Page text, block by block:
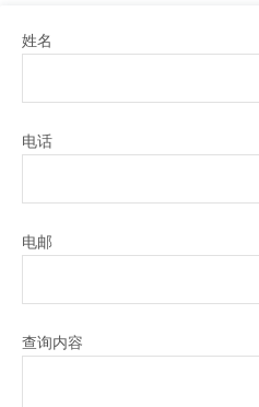
姓名
电话
电邮
查询内容